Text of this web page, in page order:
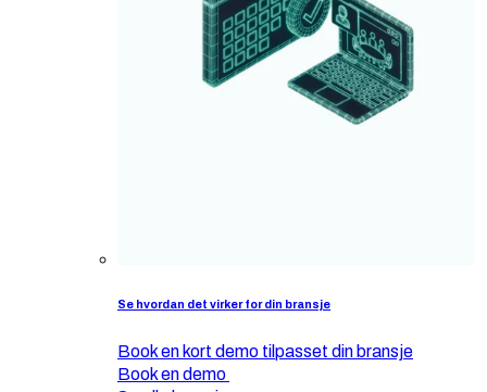
Se hvordan det virker for din bransje
Book en kort demo tilpasset din bransje
Book en demo